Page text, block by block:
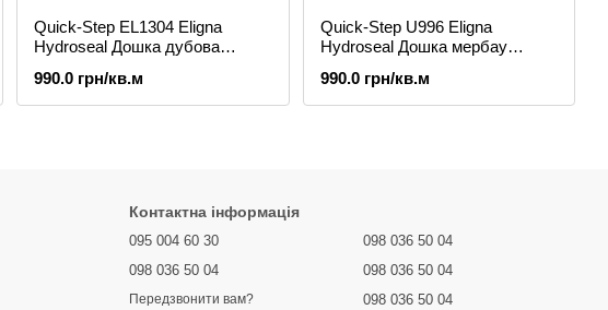
Quick-Step EL1304 Eligna
Hydroseal Дошка дубова
990.0 грн/кв.м
Quick-Step U996 Eligna
Hydroseal Дошка мербау
990.0 грн/кв.м
Контактна інформація
095 004 60 30
098 036 50 04
Передзвонити вам?
098 036 50 04
098 036 50 04
098 036 50 04